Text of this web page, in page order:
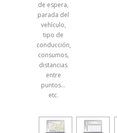
de espera,
parada del
vehículo,
tipo de
conducción,
consumos,
distancias
entre
puntos…
etc.